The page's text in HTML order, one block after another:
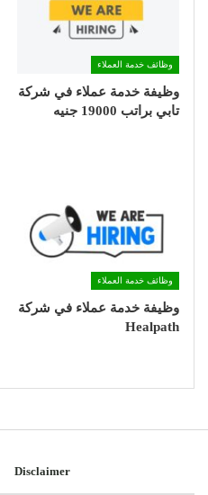
وظائف خدمة العملاء
وظيفة خدمة عملاء في شركة
تابي براتب 19000 جنيه
وظائف خدمة العملاء
وظيفة خدمة عملاء في شركة
Healpath
Disclaimer